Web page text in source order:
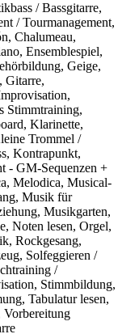
/ Bassgitarre,
/ Tourmanagement,
Chalumeau,
Ensemblespiel,
Geige,
Gitarre,
Stimmtraining,
Klarinette,
Trommel /
Kontrapunkt,
- GM-Sequenzen +
Melodica, Musical-
Musik für
Musikgarten,
Noten lesen, Orgel,
Rockgesang,
Solfeggieren /
/
Stimmbildung,
Tabulatur lesen,
Vorbereitung